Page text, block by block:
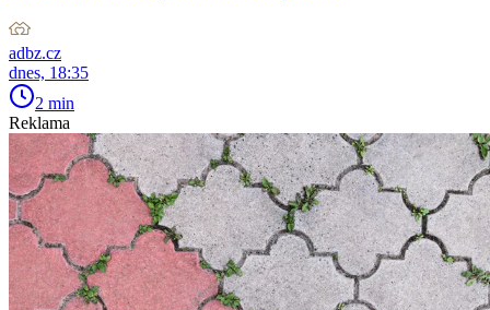
adbz.cz
dnes, 18:35
2 min
Reklama